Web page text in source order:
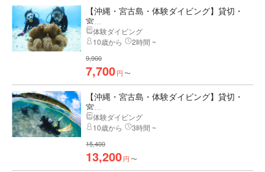
【沖縄・宮古島・体験ダイビング】貸切・
宮...
体験ダイビング
10歳から
2時間 ~
9,900
7,700円 〜
【沖縄・宮古島・体験ダイビング】貸切・
宮...
体験ダイビング
10歳から
3時間 ~
15,400
13,200円 〜